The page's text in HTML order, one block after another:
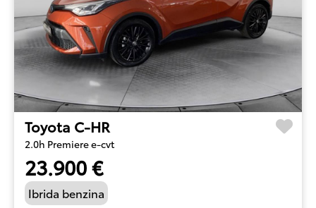
Toyota C-HR
2.0h Premiere e-cvt
23.900 €
Ibrida benzina